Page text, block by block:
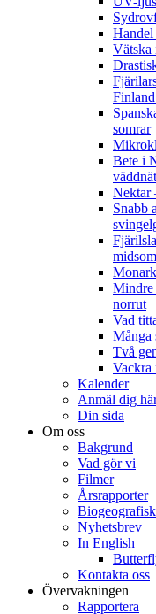
Vätska
somrar
Bete i
Nektar
Snabb
Mindre
norrut
Vad
Många
Två
Vackra
Kalender
Anmäl dig
Din sida
Om oss
Bakgrund
Vad gör vi
Filmer
Årsrapporter
Nyhetsbrev
In English
Kontakta oss
Övervakningen
Rapportera